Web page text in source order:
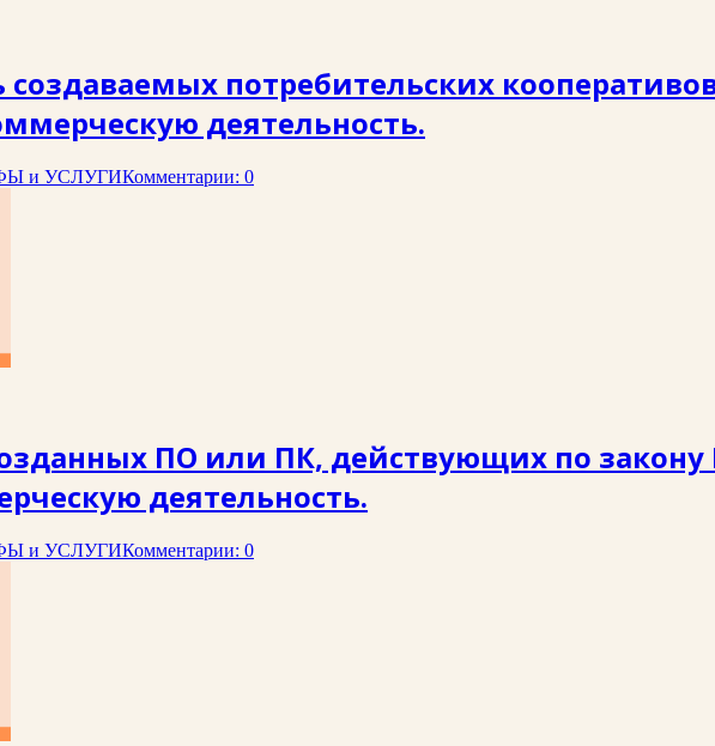
потребительских кооперативов
деятельность.
и УСЛУГИКомментарии: 0
ПО или ПК, действующих по
деятельность.
и УСЛУГИКомментарии: 0